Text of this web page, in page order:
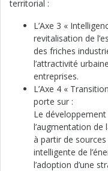
territorial :
L’Axe 3 «
revitalisation de
des friches
l’attractivité
entreprises.
L’Axe 4 «
porte sur :
Le
l’augmentation de
à partir de sources
intelligente de
l’adoption d’une